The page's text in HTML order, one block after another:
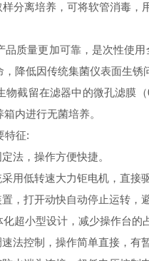
离培养，可将软管消毒，
量更加可靠，是次性使用
降低因传统集菌仪表面生
物截留在滤器中的微孔滤膜
内进行无菌培养。
征:
，操作方便快捷。
低转速大力钜电机，直接
打开动快自动停止运转，
超小型设计，减少操作台的
控制，操作简单直接，有